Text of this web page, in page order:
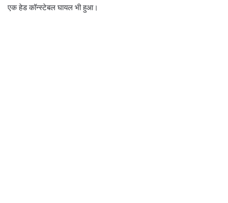
एक हेड कॉन्स्टेबल घायल भी हुआ।